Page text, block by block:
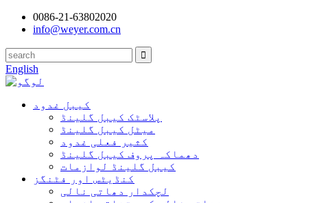
0086-21-63802020
info@weyer.com.cn
English
کیبل غدود
پلاسٹک کیبل گلینڈ
میٹل کیبل گلینڈ
کثیر فعلی غدود
دھماکہ پروف کیبل گلینڈ
کیبل گلینڈ لوازمات
کنڈیٹس اور فٹنگز
لچکدار دھاتی نالی